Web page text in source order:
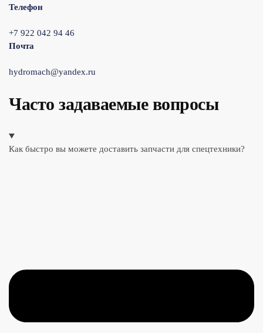
Телефон
+7 922 042 94 46
Почта
hydromach@yandex.ru
Часто задаваемые вопросы
Как быстро вы можете доставить запчасти для спецтехники?